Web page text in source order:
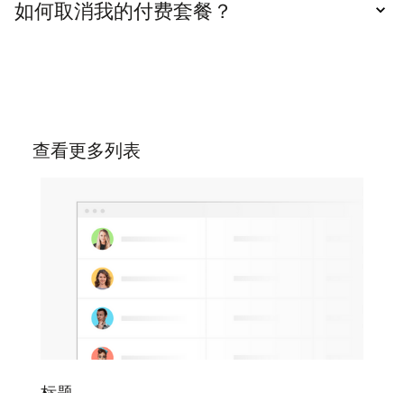
如何取消我的付费套餐？
查看更多列表